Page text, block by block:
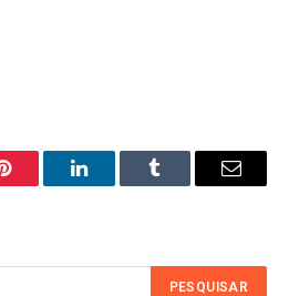
Pinterest LinkedInTumblr Email